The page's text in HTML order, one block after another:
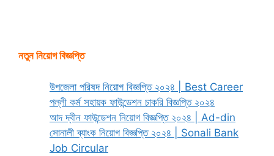
নতুন নিয়োগ বিজ্ঞপ্তি
উপজেলা পরিষদ নিয়োগ বিজ্ঞপ্তি ২০২৪ | Best Career
পল্লী কর্ম সহায়ক ফাউন্ডেশন চাকরি বিজ্ঞপ্তি ২০২৪
আদ দ্বীন ফাউন্ডেশন নিয়োগ বিজ্ঞপ্তি ২০২৪ | Ad-din
সোনালী ব্যাংক নিয়োগ বিজ্ঞপ্তি ২০২৪ | Sonali Bank
Job Circular